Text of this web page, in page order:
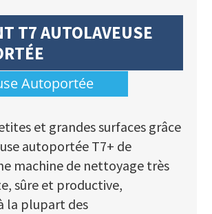
T7 AUTOLAVEUSE
Autoportée
et grandes surfaces grâce
autoportée T7+ de
machine de nettoyage très
sûre et productive,
la plupart des